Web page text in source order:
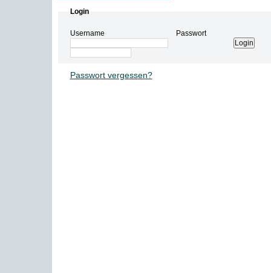
Login
Username Passwort
Passwort vergessen?